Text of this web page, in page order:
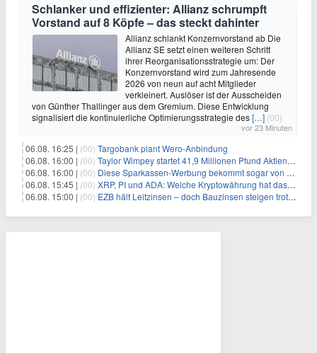
Schlanker und effizienter: Allianz schrumpft
Vorstand auf 8 Köpfe – das steckt dahinter
Allianz schlankt Konzernvorstand ab Die
Allianz SE setzt einen weiteren Schritt
ihrer Reorganisationsstrategie um: Der
Konzernvorstand wird zum Jahresende
2026 von neun auf acht Mitglieder
verkleinert. Auslöser ist der Ausscheiden
von Günther Thallinger aus dem Gremium. Diese Entwicklung
signalisiert die kontinuierliche Optimierungsstrategie des[…] (00)
vor 23 Minuten
06.08. 16:25 | (00) Targobank plant Wero-Anbindung
06.08. 16:00 | (00) Taylor Wimpey startet 41,9 Millionen Pfund Aktienrückkauf – was Anleger wissen müssen
06.08. 16:00 | (00) Diese Sparkassen-Werbung bekommt sogar von der Konkurrenz Lob
06.08. 15:45 | (00) XRP, PI und ADA: Welche Kryptowährung hat das größte Potenzial im nächsten Bullenmarkt?
06.08. 15:00 | (00) EZB hält Leitzinsen – doch Bauzinsen steigen trotzdem: Das Nahost-Problem für Immobilienkäufer